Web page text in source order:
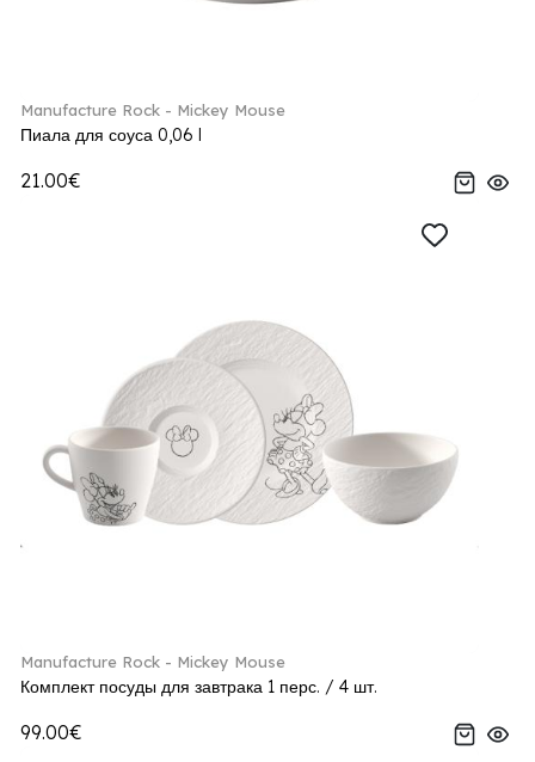
Manufacture Rock - Mickey Mouse
Пиала для соуса 0,06 l
21.00€
Manufacture Rock - Mickey Mouse
Комплект посуды для завтрака 1 перс. / 4 шт.
99.00€